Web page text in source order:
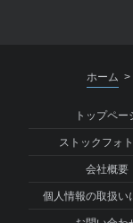
ホーム >
トップペー
ストックフォ
会社概要
個人情報の取扱い